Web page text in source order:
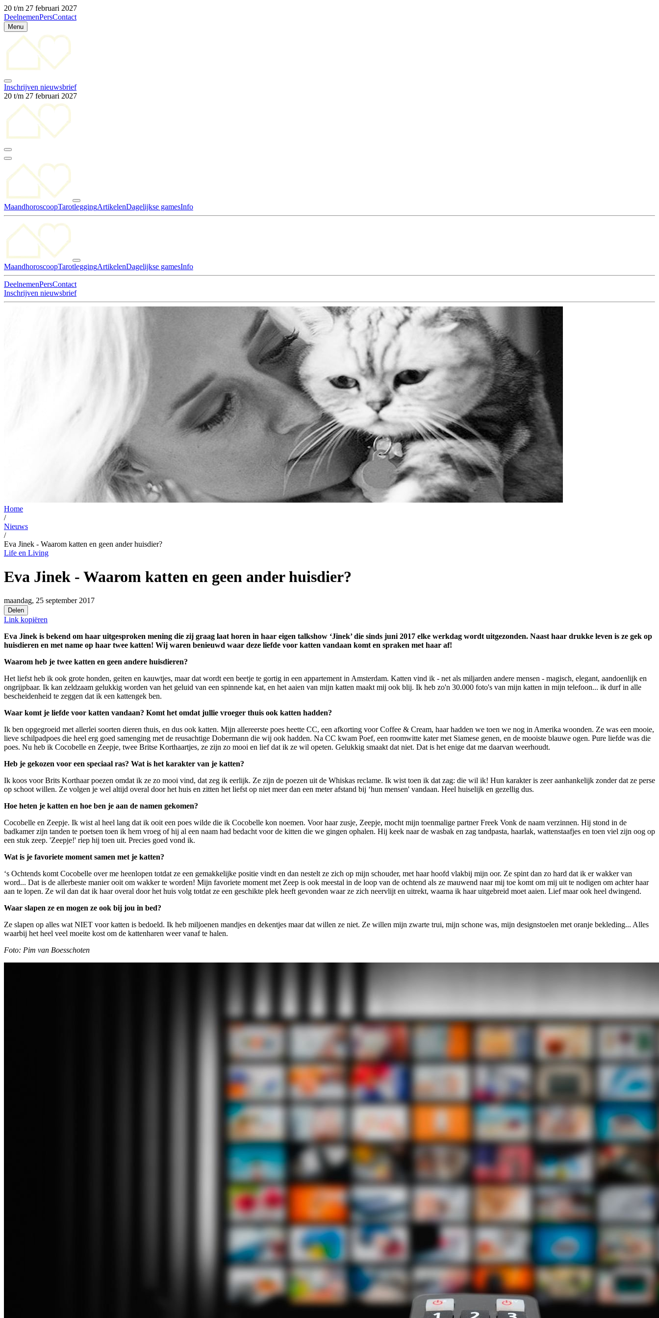
20 t/m 27 februari 2027
DeelnemenPersContact
Menu
Inschrijven nieuwsbrief
20 t/m 27 februari 2027
MaandhoroscoopTarotleggingArtikelenDagelijkse gamesInfo
MaandhoroscoopTarotleggingArtikelenDagelijkse gamesInfo
DeelnemenPersContact
Inschrijven nieuwsbrief
Home
/
Nieuws
/
Eva Jinek - Waarom katten en geen ander huisdier?
Life en Living
Eva Jinek - Waarom katten en geen ander huisdier?
maandag, 25 september 2017
Delen
Link kopiëren
Eva Jinek is bekend om haar uitgesproken mening die zij graag laat horen in haar eigen talkshow ‘Jinek’ die sinds juni 2017 elke werkdag wordt uitgezonden. Naast haar drukke leven is ze gek op
huisdieren en met name op haar twee katten! Wij waren benieuwd waar deze liefde voor katten vandaan komt en spraken met haar af!
Waarom heb je twee katten en geen andere huisdieren?
Het liefst heb ik ook grote honden, geiten en kauwtjes, maar dat wordt een beetje te gortig in een appartement in Amsterdam. Katten vind ik - net als miljarden andere mensen - magisch, elegant, aandoenlijk en
ongrijpbaar. Ik kan zeldzaam gelukkig worden van het geluid van een spinnende kat, en het aaien van mijn katten maakt mij ook blij. Ik heb zo'n 30.000 foto's van mijn katten in mijn telefoon... ik durf in alle
bescheidenheid te zeggen dat ik een kattengek ben.
Waar komt je liefde voor katten vandaan? Komt het omdat jullie vroeger thuis ook katten hadden?
Ik ben opgegroeid met allerlei soorten dieren thuis, en dus ook katten. Mijn allereerste poes heette CC, een afkorting voor Coffee & Cream, haar hadden we toen we nog in Amerika woonden. Ze was een mooie,
lieve schilpadpoes die heel erg goed samenging met de reusachtige Dobermann die wij ook hadden. Na CC kwam Poef, een roomwitte kater met Siamese genen, en de mooiste blauwe ogen. Pure liefde was die
poes. Nu heb ik Cocobelle en Zeepje, twee Britse Korthaartjes, ze zijn zo mooi en lief dat ik ze wil opeten. Gelukkig smaakt dat niet. Dat is het enige dat me daarvan weerhoudt.
Heb je gekozen voor een speciaal ras? Wat is het karakter van je katten?
Ik koos voor Brits Korthaar poezen omdat ik ze zo mooi vind, dat zeg ik eerlijk. Ze zijn de poezen uit de Whiskas reclame. Ik wist toen ik dat zag: die wil ik! Hun karakter is zeer aanhankelijk zonder dat ze perse
op schoot willen. Ze volgen je wel altijd overal door het huis en zitten het liefst op niet meer dan een meter afstand bij ‘hun mensen' vandaan. Heel huiselijk en gezellig dus.
Hoe heten je katten en hoe ben je aan de namen gekomen?
Cocobelle en Zeepje. Ik wist al heel lang dat ik ooit een poes wilde die ik Cocobelle kon noemen. Voor haar zusje, Zeepje, mocht mijn toenmalige partner Freek Vonk de naam verzinnen. Hij stond in de
badkamer zijn tanden te poetsen toen ik hem vroeg of hij al een naam had bedacht voor de kitten die we gingen ophalen. Hij keek naar de wasbak en zag tandpasta, haarlak, wattenstaafjes en toen viel zijn oog op
een stuk zeep. 'Zeepje!' riep hij toen uit. Precies goed vond ik.
Wat is je favoriete moment samen met je katten?
‘s Ochtends komt Cocobelle over me heenlopen totdat ze een gemakkelijke positie vindt en dan nestelt ze zich op mijn schouder, met haar hoofd vlakbij mijn oor. Ze spint dan zo hard dat ik er wakker van
word... Dat is de allerbeste manier ooit om wakker te worden! Mijn favoriete moment met Zeep is ook meestal in de loop van de ochtend als ze mauwend naar mij toe komt om mij uit te nodigen om achter haar
aan te lopen. Ze wil dan dat ik haar overal door het huis volg totdat ze een geschikte plek heeft gevonden waar ze zich neervlijt en uitrekt, waarna ik haar uitgebreid moet aaien. Lief maar ook heel dwingend.
Waar slapen ze en mogen ze ook bij jou in bed?
Ze slapen op alles wat NIET voor katten is bedoeld. Ik heb miljoenen mandjes en dekentjes maar dat willen ze niet. Ze willen mijn zwarte trui, mijn schone was, mijn designstoelen met oranje bekleding... Alles
waarbij het heel veel moeite kost om de kattenharen weer vanaf te halen.
Foto: Pim van Boesschoten